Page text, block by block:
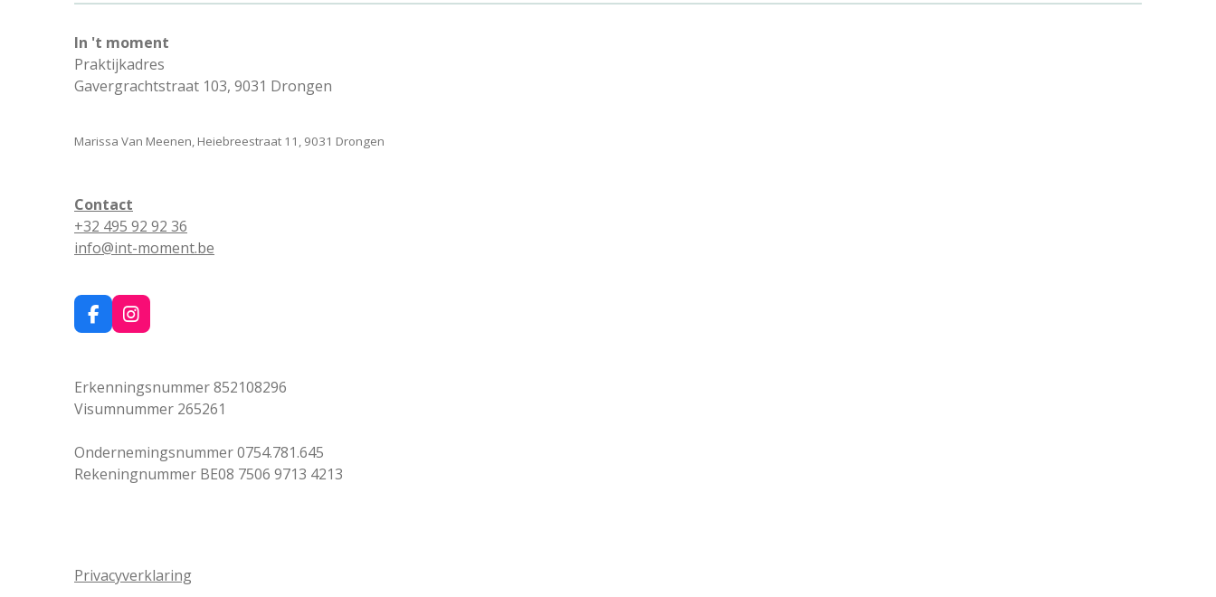
In 't moment
Praktijkadres
Gavergrachtstraat 103, 9031 Drongen
Marissa Van Meenen, Heiebreestraat 11, 9031 Drongen
Contact
+32 495 92 92 36
info@int-moment.be
F
a
b
o
I
n
a
g
m
Erkenningsnummer 852108296
Visumnummer 265261
Ondernemingsnummer 0754.781.645
Rekeningnummer BE08 7506 9713 4213
Privacyverklaring